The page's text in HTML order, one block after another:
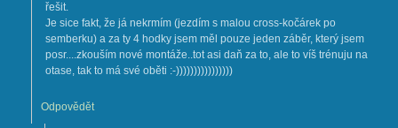
řešit.
Je sice fakt, že já nekrmím (jezdím s malou cross-kočárek po
semberku) a za ty 4 hodky jsem měl pouze jeden záběr, který jsem
posr....zkouším nové montáže..tot asi daň za to, ale to víš trénuju na
otase, tak to má své oběti :-))))))))))))))))
Odpovědět